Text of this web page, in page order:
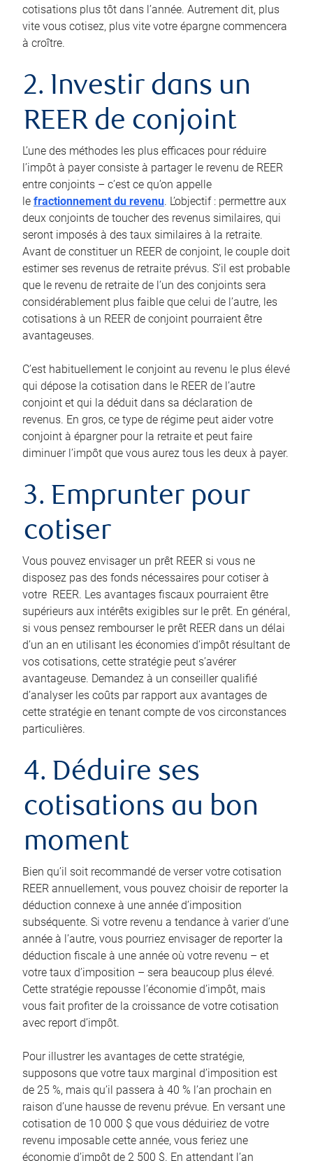
cotisations plus tôt dans l’année. Autrement dit, plus
vite vous cotisez, plus vite votre épargne commencera
à croître.
2. Investir dans un
REER de conjoint
L’une des méthodes les plus efficaces pour réduire
l’impôt à payer consiste à partager le revenu de REER
entre conjoints – c’est ce qu’on appelle
le fractionnement du revenu. L’objectif : permettre aux
deux conjoints de toucher des revenus similaires, qui
seront imposés à des taux similaires à la retraite.
Avant de constituer un REER de conjoint, le couple doit
estimer ses revenus de retraite prévus. S’il est probable
que le revenu de retraite de l’un des conjoints sera
considérablement plus faible que celui de l’autre, les
cotisations à un REER de conjoint pourraient être
avantageuses.
C’est habituellement le conjoint au revenu le plus élevé
qui dépose la cotisation dans le REER de l’autre
conjoint et qui la déduit dans sa déclaration de
revenus. En gros, ce type de régime peut aider votre
conjoint à épargner pour la retraite et peut faire
diminuer l’impôt que vous aurez tous les deux à payer.
3. Emprunter pour
cotiser
Vous pouvez envisager un prêt REER si vous ne
disposez pas des fonds nécessaires pour cotiser à
votre REER. Les avantages fiscaux pourraient être
supérieurs aux intérêts exigibles sur le prêt. En général,
si vous pensez rembourser le prêt REER dans un délai
d’un an en utilisant les économies d’impôt résultant de
vos cotisations, cette stratégie peut s’avérer
avantageuse. Demandez à un conseiller qualifié
d’analyser les coûts par rapport aux avantages de
cette stratégie en tenant compte de vos circonstances
particulières.
4. Déduire ses
cotisations au bon
moment
Bien qu’il soit recommandé de verser votre cotisation
REER annuellement, vous pouvez choisir de reporter la
déduction connexe à une année d’imposition
subséquente. Si votre revenu a tendance à varier d’une
année à l’autre, vous pourriez envisager de reporter la
déduction fiscale à une année où votre revenu – et
votre taux d’imposition – sera beaucoup plus élevé.
Cette stratégie repousse l’économie d’impôt, mais
vous fait profiter de la croissance de votre cotisation
avec report d’impôt.
Pour illustrer les avantages de cette stratégie,
supposons que votre taux marginal d’imposition est
de 25 %, mais qu’il passera à 40 % l’an prochain en
raison d’une hausse de revenu prévue. En versant une
cotisation de 10 000 $ que vous déduiriez de votre
revenu imposable cette année, vous feriez une
économie d’impôt de 2 500 $. En attendant l’an